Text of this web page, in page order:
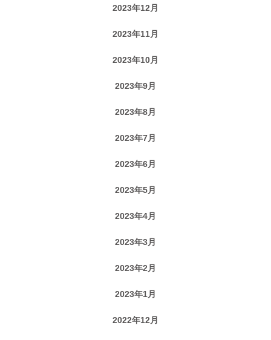
2023年12月
2023年11月
2023年10月
2023年9月
2023年8月
2023年7月
2023年6月
2023年5月
2023年4月
2023年3月
2023年2月
2023年1月
2022年12月